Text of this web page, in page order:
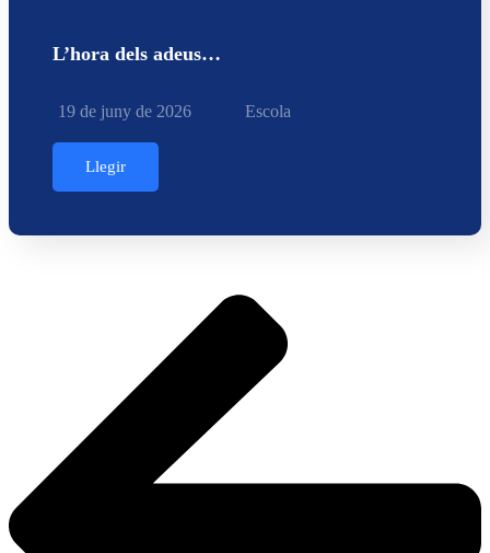
L’hora dels adeus…
19 de juny de 2026 Escola
Llegir